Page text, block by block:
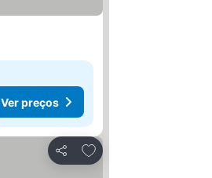
Ver preços
Partilhar
Adicionar aos favoritos